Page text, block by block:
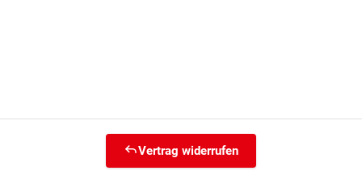
Vertrag widerrufen